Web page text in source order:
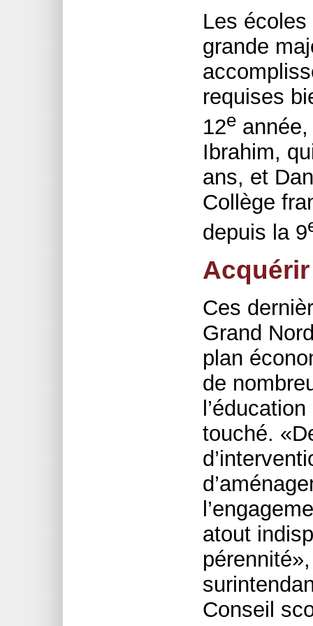
Les
grande
requises
12e
Ibrahim,
ans, et
Collège
depuis la 9
Ces
Grand
plan
de
touché.
atout
Conseil